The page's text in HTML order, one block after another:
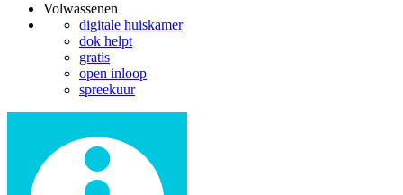
Volwassenen
digitale huiskamer
dok helpt
gratis
open inloop
spreekuur